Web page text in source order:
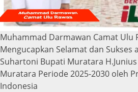
Muhammad Darmawan Camat Ulu
Mengucapkan Selamat dan Sukses
Suhartoni Bupati Muratara
Muratara Periode 2025-2030 oleh
Indonesia